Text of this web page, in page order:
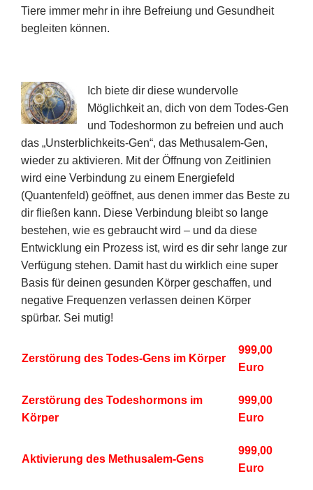
Tiere immer mehr in ihre Befreiung und Gesundheit
begleiten können.
Ich biete dir diese wundervolle
Möglichkeit an, dich von dem Todes-Gen
und Todeshormon zu befreien und auch
das „Unsterblichkeits-Gen“, das Methusalem-Gen,
wieder zu aktivieren. Mit der Öffnung von Zeitlinien
wird eine Verbindung zu einem Energiefeld
(Quantenfeld) geöffnet, aus denen immer das Beste zu
dir fließen kann. Diese Verbindung bleibt so lange
bestehen, wie es gebraucht wird – und da diese
Entwicklung ein Prozess ist, wird es dir sehr lange zur
Verfügung stehen. Damit hast du wirklich eine super
Basis für deinen gesunden Körper geschaffen, und
negative Frequenzen verlassen deinen Körper
spürbar. Sei mutig!
Zerstörung des Todes-Gens im Körper
999,00
Euro
Zerstörung des Todeshormons im
Körper
999,00
Euro
Aktivierung des Methusalem-Gens
999,00
Euro